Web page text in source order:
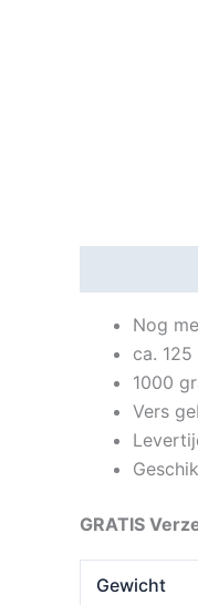
Nog
ca.
1000
Vers
GRATIS
Gewicht